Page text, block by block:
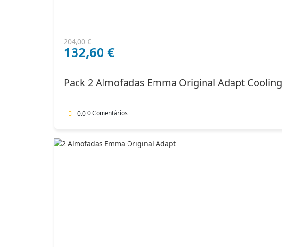
204,00€
O
preço
204,00 €.
132,60 €
O
preço
132,60 €.
Pack 2 Almofadas Emma Original Adapt Cooling
0.00 Comentários